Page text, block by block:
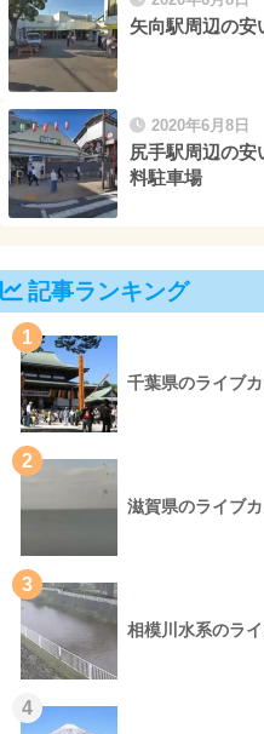
矢向駅周辺の安
2020年6月8日
尻手駅周辺の安
料駐車場
記事ランキング
1
千葉県のライブ
2
滋賀県のライブ
3
相模川水系のラ
4